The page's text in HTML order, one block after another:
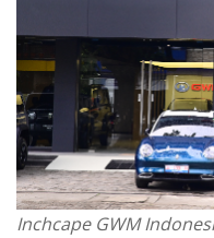
Inchcape GWM